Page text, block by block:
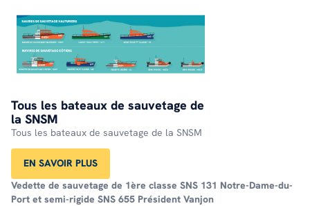
Tous les bateaux de sauvetage de
la SNSM
Tous les bateaux de sauvetage de la SNSM
EN SAVOIR PLUS
Vedette de sauvetage de 1ère classe SNS 131 Notre-Dame-du-
Port et semi-rigide SNS 655 Président Vanjon